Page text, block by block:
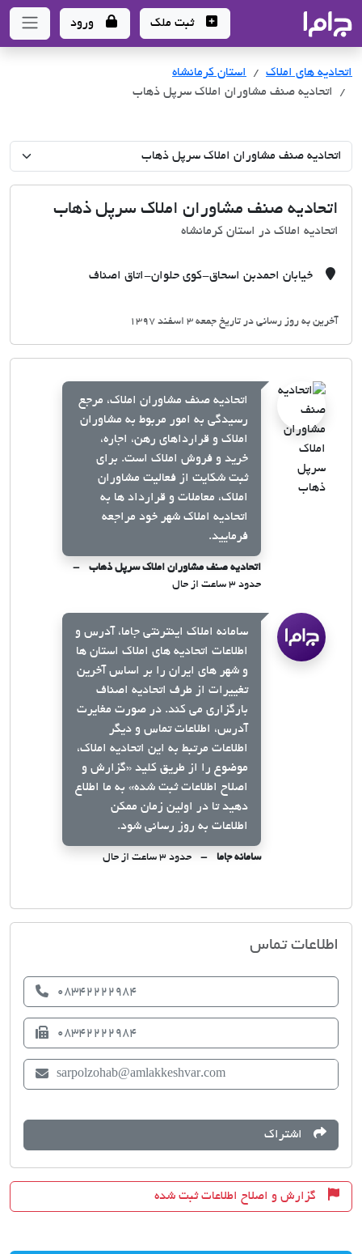
- سامانه جامع املاک و مشاورین املاک
ثبت ملک ورود
اتحادیه های املاک اتحادیه های املاک
استان کرمانشاه
اتحادیه صنف مشاوران املاک سرپل ذهاب
اتحادیه صنف مشاوران املاک سرپل ذهاب
اتحادیه املاک در استان کرمانشاه
خیابان احمدبن اسحاق-کوی حلوان-اتاق اصناف
آخرین به روز رسانی در تاریخ جمعه 3 اسفند 1397
اتحادیه صنف مشاوران املاک، مرجع
رسیدگی به امور مربوط به مشاوران
املاک و قرارداهای رهن، اجاره،
خرید و فروش املاک است. برای
ثبت شکایت از فعالیت مشاوران
املاک، معاملات و قرارداد ها به
اتحادیه املاک شهر خود مراجعه
فرمایید.
اتحادیه صنف مشاوران املاک سرپل ذهاب
حدود ۳ ساعت از حال
سامانه املاک اینترنتی جاما، آدرس و
اطلاعات اتحادیه های املاک استان ها
و شهر های ایران را بر اساس آخرین
تغییرات از طرف اتحادیه اصناف
بارگزاری می کند. در صورت مغایرت
آدرس، اطلاعات تماس و دیگر
اطلاعات مرتبط به این اتحادیه املاک،
موضوع را از طریق کلید «گزارش و
اصلاح اطلاعات ثبت شده» به ما اطلاع
دهید تا در اولین زمان ممکن
اطلاعات به روز رسانی شود.
سامانه جاما حدود ۳ ساعت از حال
اطلاعات تماس
08342222984
08342222984
sarpolzohab@amlakkeshvar.com
اشتراک
گزارش و اصلاح اطلاعات ثبت شده